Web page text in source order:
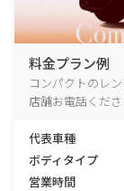
料金プラン例
コンパクトのレ
店舗お電話くださ
代表車種
ボディタイプ
営業時間